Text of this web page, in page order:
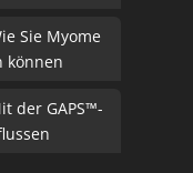
Sie Myome
können
der GAPS™-